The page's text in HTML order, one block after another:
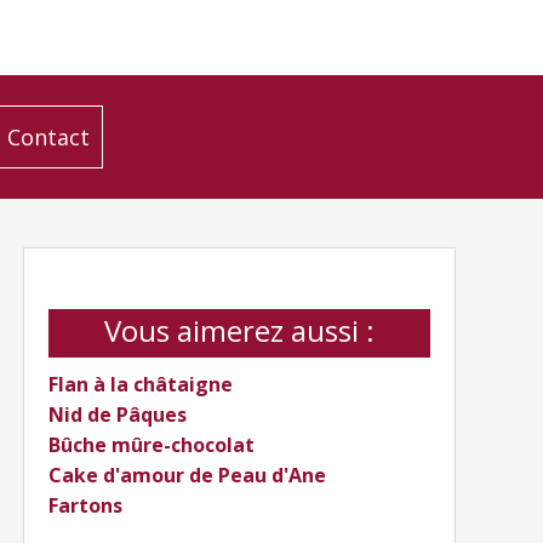
Contact
Vous aimerez aussi :
Flan à la châtaigne
Nid de Pâques
Bûche mûre-chocolat
Cake d'amour de Peau d'Ane
Fartons